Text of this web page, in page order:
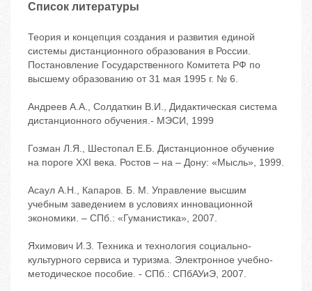
Список литературы
Теория и концепция создания и развития единой
системы дистанционного образования в России.
Постановление Государственного Комитета РФ по
высшему образованию от 31 мая 1995 г. № 6.
Андреев А.А., Солдаткин В.И., Дидактическая система
дистанционного обучения.- МЭСИ, 1999
Гозман Л.Я., Шестопал Е.Б. Дистанционное обучение
на пороге XXI века. Ростов – на – Дону: «Мысль», 1999.
Асаул А.Н., Капаров. Б. М. Управление высшим
учебным заведением в условиях инновационной
экономики. – СПб.: «Гуманистика», 2007.
Яхимович И.З. Техника и технология социально-
культурного сервиса и туризма. Электронное учебно-
методическое пособие. - СПб.: СПбАУиЭ, 2007.